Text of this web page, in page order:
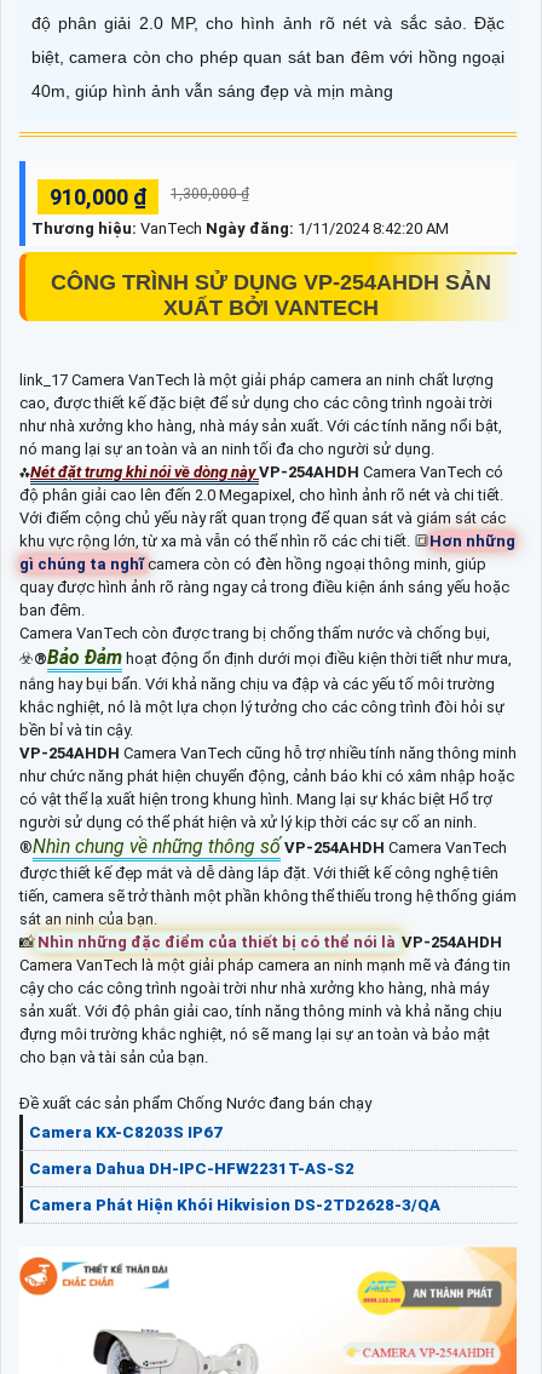
độ phân giải 2.0 MP, cho hình ảnh rõ nét và sắc sảo. Đặc
biệt, camera còn cho phép quan sát ban đêm với hồng ngoại
40m, giúp hình ảnh vẫn sáng đẹp và mịn màng
910,000 ₫ 1,300,000 ₫
Thương hiệu: VanTech Ngày đăng: 1/11/2024 8:42:20 AM
CÔNG TRÌNH SỬ DỤNG VP-254AHDH SẢN
XUẤT BỞI VANTECH
link_17 Camera VanTech là một giải pháp camera an ninh chất lượng
cao, được thiết kế đặc biệt để sử dụng cho các công trình ngoài trời
như nhà xưởng kho hàng, nhà máy sản xuất. Với các tính năng nổi bật,
nó mang lại sự an toàn và an ninh tối đa cho người sử dụng.
⁂Nét đặt trưng khi nói về dòng nàyVP-254AHDH Camera VanTech có
độ phân giải cao lên đến 2.0 Megapixel, cho hình ảnh rõ nét và chi tiết.
Với điểm cộng chủ yếu này rất quan trọng để quan sát và giám sát các
khu vực rộng lớn, từ xa mà vẫn có thể nhìn rõ các chi tiết. 🔳Hơn những
gì chúng ta nghĩcamera còn có đèn hồng ngoại thông minh, giúp
quay được hình ảnh rõ ràng ngay cả trong điều kiện ánh sáng yếu hoặc
ban đêm.
Camera VanTech còn được trang bị chống thấm nước và chống bụi,
☣️®️Bảo Đảm hoạt động ổn định dưới mọi điều kiện thời tiết như mưa,
nắng hay bụi bẩn. Với khả năng chịu va đập và các yếu tố môi trường
khắc nghiệt, nó là một lựa chọn lý tưởng cho các công trình đòi hỏi sự
bền bỉ và tin cậy.
VP-254AHDH Camera VanTech cũng hỗ trợ nhiều tính năng thông minh
như chức năng phát hiện chuyển động, cảnh báo khi có xâm nhập hoặc
có vật thể lạ xuất hiện trong khung hình. Mang lại sự khác biệt Hổ trợ
người sử dụng có thể phát hiện và xử lý kịp thời các sự cố an ninh.
®️Nhìn chung về những thông số VP-254AHDH Camera VanTech
được thiết kế đẹp mắt và dễ dàng lắp đặt. Với thiết kế công nghệ tiên
tiến, camera sẽ trở thành một phần không thể thiếu trong hệ thống giám
sát an ninh của bạn.
📸 Nhìn những đặc điểm của thiết bị có thể nói là VP-254AHDH
Camera VanTech là một giải pháp camera an ninh mạnh mẽ và đáng tin
cậy cho các công trình ngoài trời như nhà xưởng kho hàng, nhà máy
sản xuất. Với độ phân giải cao, tính năng thông minh và khả năng chịu
đựng môi trường khắc nghiệt, nó sẽ mang lại sự an toàn và bảo mật
cho bạn và tài sản của bạn.
Đề xuất các sản phẩm Chống Nước đang bán chạy
Camera KX-C8203S IP67
Camera Dahua DH-IPC-HFW2231T-AS-S2
Camera Phát Hiện Khói Hikvision DS-2TD2628-3/QA